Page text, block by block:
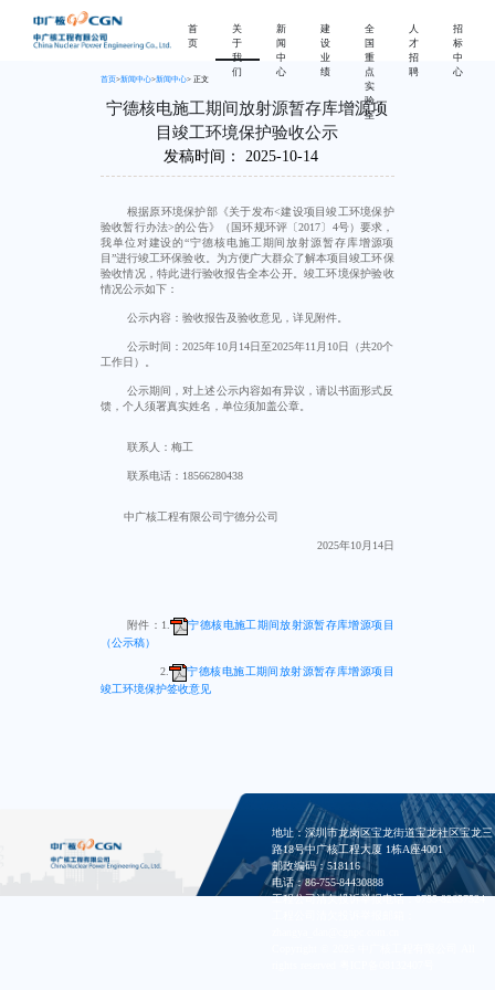
首
页
关
于
我
们
新
闻
中
心
建
设
业
绩
全
国
重
点
实
验
室
人
才
招
聘
招
标
中
心
首页>新闻中心>新闻中心> 正文
宁德核电施工期间放射源暂存库增源项
目竣工环境保护验收公示
发稿时间： 2025-10-14
根据原环境保护部《关于发布<建设项目竣工环境保护
验收暂行办法>的公告》（国环规环评〔2017〕4号）要求，
我单位对建设的“宁德核电施工期间放射源暂存库增源项
目”进行竣工环保验收。为方便广大群众了解本项目竣工环保
验收情况，特此进行验收报告全本公开。竣工环境保护验收
情况公示如下：
公示内容：验收报告及验收意见，详见附件。
公示时间：2025年10月14日至2025年11月10日（共20个
工作日）。
公示期间，对上述公示内容如有异议，请以书面形式反
馈，个人须署真实姓名，单位须加盖公章。
联系人：梅工
联系电话：18566280438
中广核工程有限公司宁德分公司
2025年10月14日
附件：1.
宁德核电施工期间放射源暂存库增源项目
（公示稿）
2.
宁德核电施工期间放射源暂存库增源项目
竣工环境保护签收意见
地址：深圳市龙岗区宝龙街道宝龙社区宝龙三
路18号中广核工程大厦 1栋A座4001
邮政编码：518116
电话：86-755-84430888
工程公司清欠投诉举报电话：0755-82657524